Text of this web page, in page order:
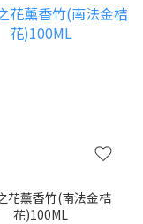
花薰香竹(南法金桔
花)100ML